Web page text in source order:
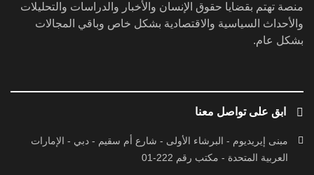
منصة تهتم بقضايا حقوق الإنسان والأخبار والدراسات والتحليلات
والأحداث السياسية والاقتصادية بشكل خاص وباقي المجالات
بشكل عام.
ابق على تواصل معنا
مبنى إيريديوم - البرشاء الأولى - شارع أم سقيم - دبي - الإمارات
العربية المتحدة - مكتب رقم 222-01